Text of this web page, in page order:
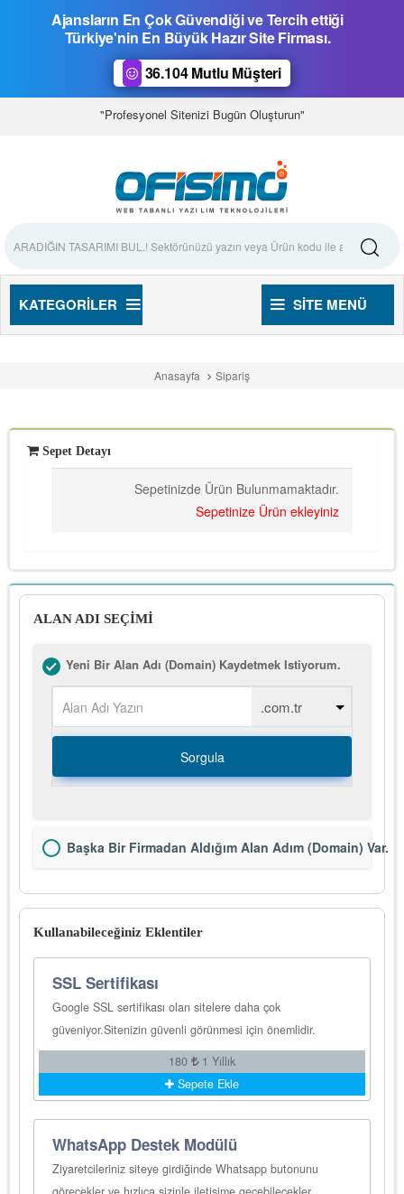
Ajansların En Çok Güvendiği ve Tercih ettiği
Türkiye'nin En Büyük Hazır Site Firması.
36.104 Mutlu Müşteri
"Profesyonel Sitenizi Bugün Oluşturun"
KATEGORILER SITE MENÜ
Anasayfa Sipariş
Sepet Detayı
Sepetinizde Ürün Bulunmamaktadır.
Sepetinize Ürün ekleyiniz
ALAN ADI SEÇİMİ
Yeni Bir Alan Adı (Domain) Kaydetmek Istiyorum.
Sorgula
Başka Bir Firmadan Aldığım Alan Adım (Domain) Var.
Kullanabileceğiniz Eklentiler
SSL Sertifikası
Google SSL sertifikası olan sitelere daha çok
güveniyor.Sitenizin güvenli görünmesi için önemlidir.
180
1 Yıllık
Sepete Ekle
WhatsApp Destek Modülü
Ziyaretcileriniz siteye girdiğinde Whatsapp butonunu